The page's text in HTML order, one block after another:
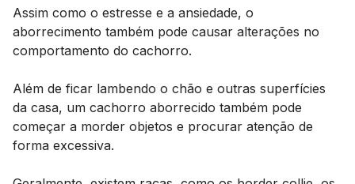
Assim como o estresse e a ansiedade, o
aborrecimento também pode causar alterações no
comportamento do cachorro.
Além de ficar lambendo o chão e outras superfícies
da casa, um cachorro aborrecido também pode
começar a morder objetos e procurar atenção de
forma excessiva.